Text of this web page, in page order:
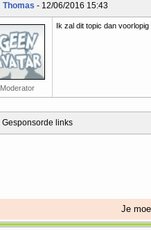
Thomas - 12/06/2016 15:43
Moderator
Ik zal dit topic dan
Gesponsorde links
Je